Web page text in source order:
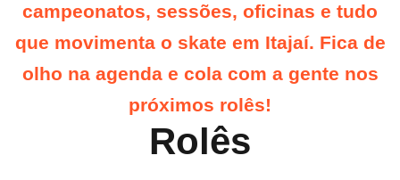
campeonatos, sessões, oficinas e tudo
que movimenta o skate em Itajaí. Fica de
olho na agenda e cola com a gente nos
próximos rolês!
Rolês